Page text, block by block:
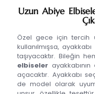
Uzun Abiye
Özel gece için tercih
kullanılmışsa,
taşıyacaktır. Bileğin
elbiseler
açacaktır. Ayakkabı
de model olarak